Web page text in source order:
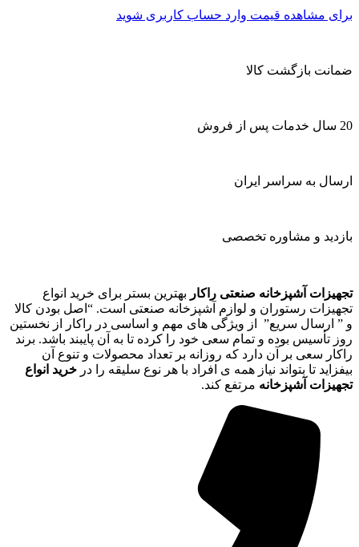
برای مشاهده قیمت وارد حساب کاربری شوید
ضمانت بازگشت کالا
20 سال خدمات پس از فروش
ارسال به سراسر ایران
بازدید و مشاوره تخصصی
تجهیزات آشپزخانه صنعتی راکار بهترین بستر برای خرید انواع
تجهیزات رستوران و لوازم آشپزخانه صنعتی است. “اصل بودن کالا
و ” ارسال سریع” از ویژگی های مهم و اساسی در راکار از نخستین
روز تأسیس بوده و تمام سعی خود را کرده تا به آن پایبند باشد. برند
راکار سعی بر آن دارد که روزانه بر تعداد محصولات و تنوع آن
بیفزاید تا بتواند نیاز همه ی افراد با هر نوع سلیقه را در خرید انواع
تجهیزات آشپزخانه مرتفع کند.